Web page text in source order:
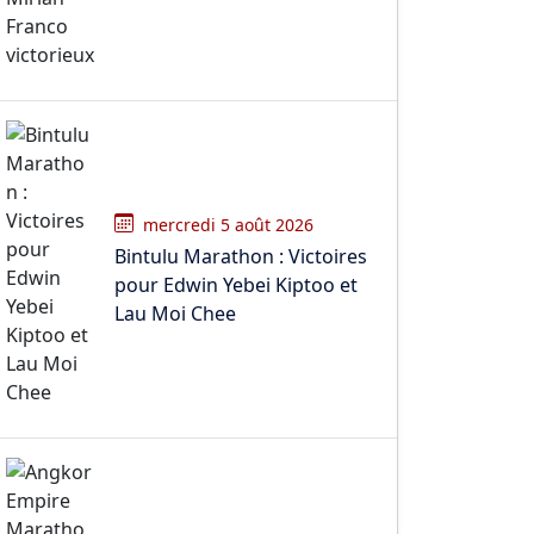
mercredi 5 août 2026
Bintulu Marathon : Victoires
pour Edwin Yebei Kiptoo et
Lau Moi Chee